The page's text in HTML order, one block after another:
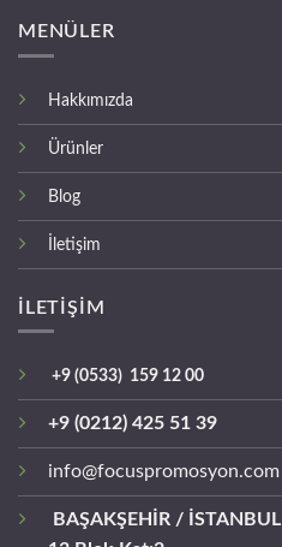
MENÜLER
Hakkımızda
Ürünler
Blog
İletişim
İLETİŞİM
+9 (0533) 159 12 00
+9 (0212) 425 51 39
info@focuspromosyon.com
BAŞAKŞEHİR / İSTANBUL